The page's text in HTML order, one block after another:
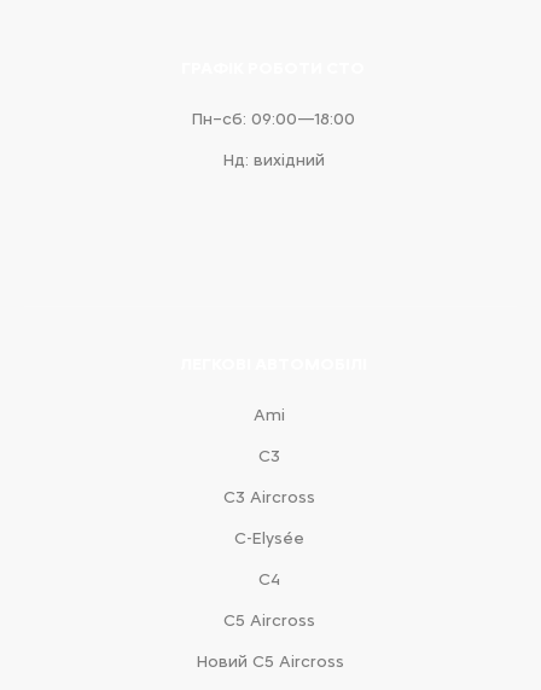
Пн–сб: 09:00—18:00
Нд: вихідний
Ami
С3
С3 Aircross
C-Elysée
С4
С5 Aircross
Новий С5 Aircross